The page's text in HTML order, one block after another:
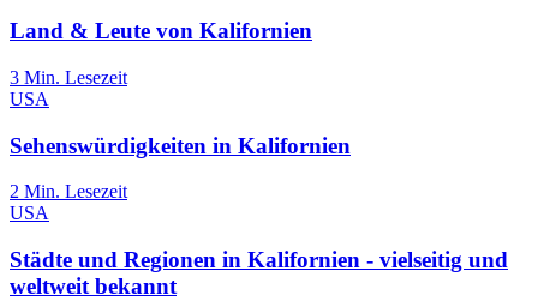
Land & Leute von Kalifornien
3 Min. Lesezeit
USA
Sehenswürdigkeiten in Kalifornien
2 Min. Lesezeit
USA
Städte und Regionen in Kalifornien - vielseitig und
weltweit bekannt